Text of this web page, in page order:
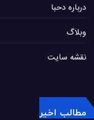
درباره دحبا
وبلاگ
نقشه سایت
مطالب اخیر